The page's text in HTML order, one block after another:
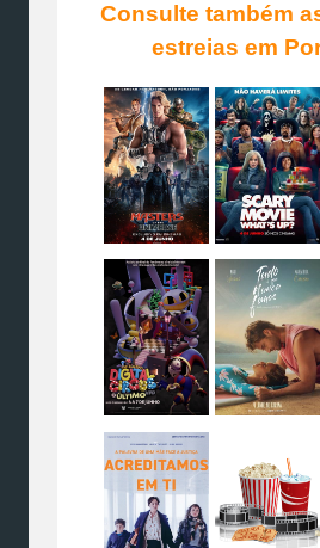
Consulte também
estreias em